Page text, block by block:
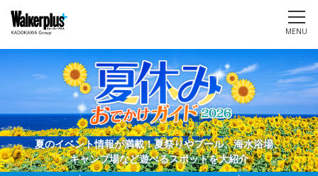
MENU
夏のイベント情報が満載！夏祭りやプール、海水浴場、
キャンプ場など遊べるスポットを大紹介